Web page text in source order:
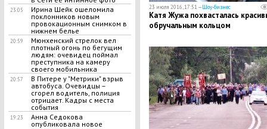
23:05
Ирина Шейк ошеломила
поклонников новым
провокационным снимком в
нижнем белье
20:59
Мюнхенский стрелок вел
плотный огонь по бегущим
людям: очевидец поймал
преступника на камеру
своего мобильника
20:57
В Питере у "Метрики" взрыв
автобуса. Очевидцы –
сгорел водитель, полиция
отрицает. Кадры с места
события
19:23
Анна Седокова
опубликовала новое
23 июля 2016, 17:51 —Шоу-бизнес
Катя Жужа похвасталась
обручальным кольцом